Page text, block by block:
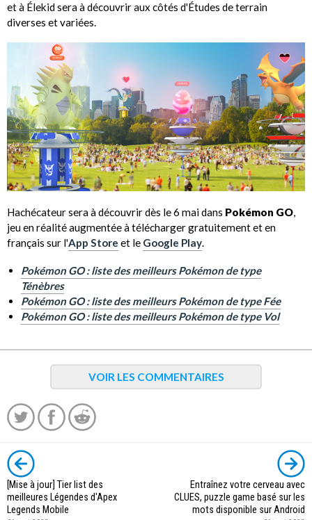
et à Élekid sera à découvrir aux côtés d'Études de terrain
diverses et variées.
Hachécateur sera à découvrir dès le 6 mai dans Pokémon GO,
jeu en réalité augmentée à télécharger gratuitement et en
français sur l'App Store et le Google Play.
Pokémon GO : liste des meilleurs Pokémon de type
Ténèbres
Pokémon GO : liste des meilleurs Pokémon de type Fée
Pokémon GO : liste des meilleurs Pokémon de type Vol
VOIR LES COMMENTAIRES
[Mise à jour] Tier list des
meilleures Légendes d'Apex
Legends Mobile
Entraînez votre cerveau avec
CLUES, puzzle game basé sur les
mots disponible sur Android